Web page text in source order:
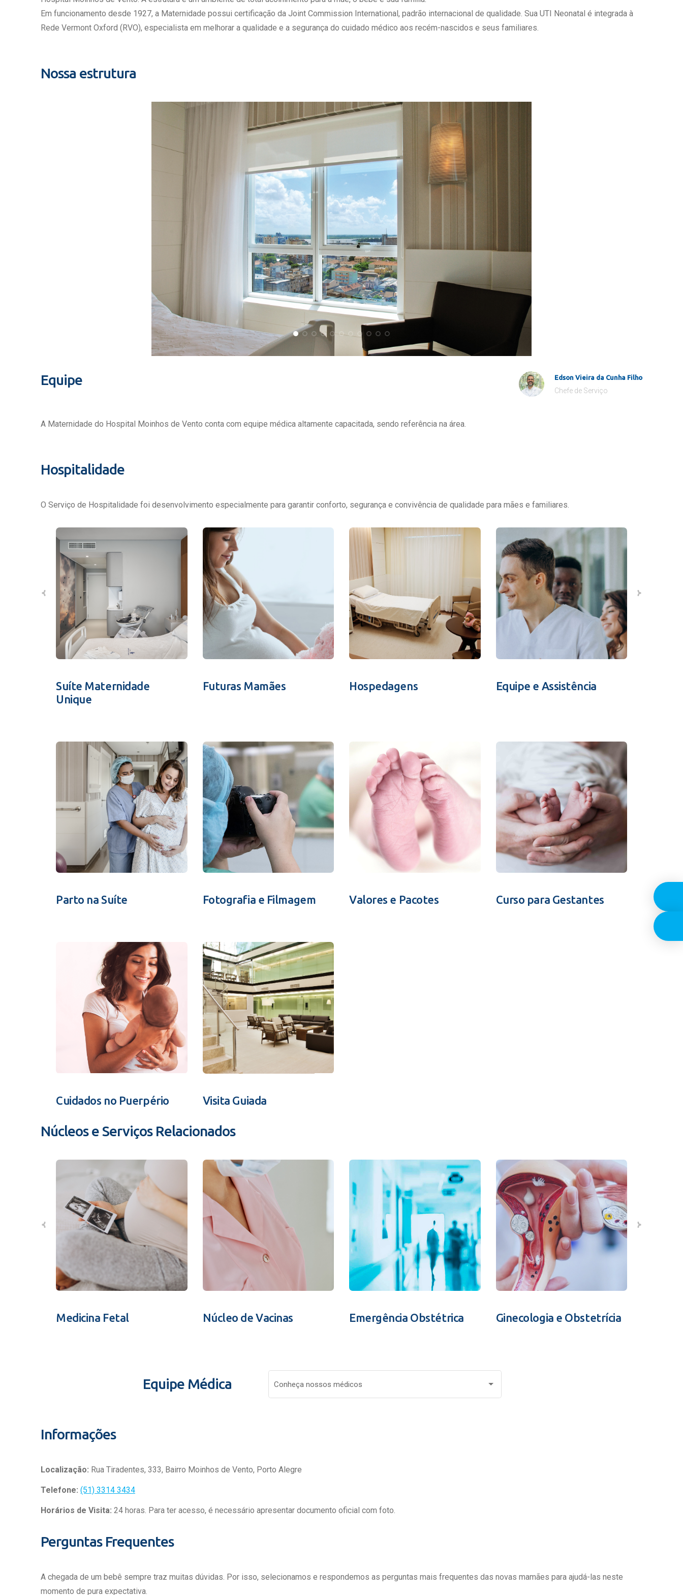
Estrutura de Gestão
Exames - Portal Médico
Quem Somos
Responsabilidade Ambiental
Ambulatório Digital de Nutrição para
Em funcionamento desde 1927, a Maternidade possui certificação da Joint Commission International, padrão internacional de qualidade. Sua UTI Neonatal é integrada à
Rede Vermont Oxford (RVO), especialista em melhorar a qualidade e a segurança do cuidado médico aos recém-nascidos e seus familiares.
Nossa estrutura
Equipe Edson Vieira da Cunha Filho
Chefe de Serviço
A Maternidade do Hospital Moinhos de Vento conta com equipe médica altamente capacitada, sendo referência na área.
Hospitalidade
O Serviço de Hospitalidade foi desenvolvimento especialmente para garantir conforto, segurança e convivência de qualidade para mães e familiares.
Suíte Maternidade
Unique
Futuras Mamães Hospedagens Equipe e Assistência
Parto na Suíte Fotografia e Filmagem Valores e Pacotes Curso para Gestantes
Cuidados no Puerpério Visita Guiada
Núcleos e Serviços Relacionados
Medicina Fetal Núcleo de Vacinas Emergência Obstétrica Ginecologia e Obstetrícia
Equipe Médica Conheça nossos médicos
Informações
Localização: Rua Tiradentes, 333, Bairro Moinhos de Vento, Porto Alegre
Telefone: (51) 3314 3434
Horários de Visita: 24 horas. Para ter acesso, é necessário apresentar documento oficial com foto.
Perguntas Frequentes
A chegada de um bebê sempre traz muitas dúvidas. Por isso, selecionamos e respondemos as perguntas mais frequentes das novas mamães para ajudá-las neste
momento de pura expectativa.